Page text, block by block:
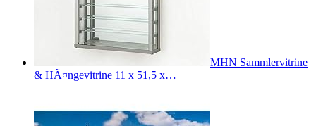
MHN Sammlervitrine
& HÃ¤ngevitrine 11 x 51,5 x…